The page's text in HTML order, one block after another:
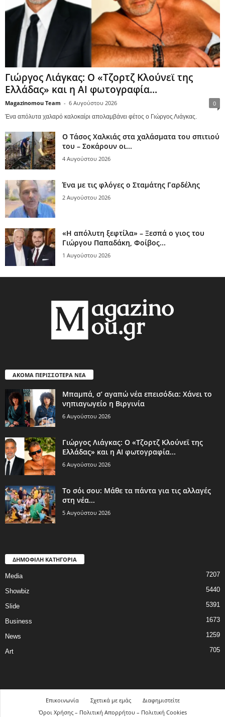
Γιώργος Λιάγκας: Ο «Τζορτζ Κλούνεϊ της
Ελλάδας» και η AI φωτογραφία...
Magazinomou Team - 6 Αυγούστου 2026 0
Ένα απόλυτα χαλαρό καλοκαίρι απολαμβάνει φέτος ο Γιώργος Λιάγκας.
Ο Τάσος Χαλκιάς στα χαλάσματα του σπιτιού
του – Σοκάρουν οι...
4 Αυγούστου 2026
Ένα με τις φλόγες ο Σταμάτης Γαρδέλης
2 Αυγούστου 2026
«Η απόλυτη ξεφτίλα» – Ξεσπά ο γιος του
Γιώργου Παπαδάκη, Φοίβος...
1 Αυγούστου 2026
ΑΚΟΜΑ ΠΕΡΙΣΣΟΤΕΡΑ ΝΕΑ
Μπαμπά, σ’ αγαπώ νέα επεισόδια: Χάνει το
νηπιαγωγείο η Βιργινία
6 Αυγούστου 2026
Γιώργος Λιάγκας: Ο «Τζορτζ Κλούνεϊ της
Ελλάδας» και η AI φωτογραφία...
6 Αυγούστου 2026
Το σόι σου: Μάθε τα πάντα για τις αλλαγές
στη νέα...
5 Αυγούστου 2026
ΔΗΜΟΦΙΛΗ ΚΑΤΗΓΟΡΙΑ
Media 7207
Showbiz 5440
Slide 5391
Business 1673
News 1259
Art 705
Επικοινωνία Σχετικά με εμάς
Διαφημιστείτε
Όροι Χρήσης – Πολιτική Απορρήτου – Πολιτική Cookies